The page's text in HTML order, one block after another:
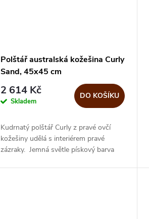
Polštář australská kožešina Curly
Sand, 45x45 cm
2 614 Kč
Skladem
DO KOŠÍKU
Kudrnatý polštář Curly z pravé ovčí
kožešiny udělá s interiérem pravé
zázraky. Jemná světle pískový barva